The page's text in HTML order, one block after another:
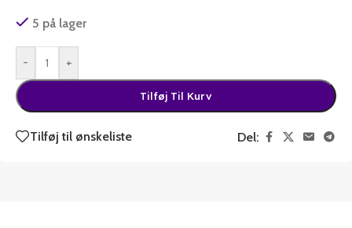
5 på lager
- +
Tilføj Til Kurv
Tilføj til ønskeliste Del: